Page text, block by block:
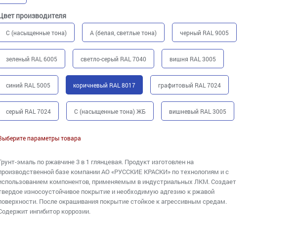
производителя
C (насыщенные тона) A (белая, светлые тона) черный RAL 9005
зеленый RAL 6005 светло-серый RAL 7040 вишня RAL 3005
синий RAL 5005 коричневый RAL 8017 графитовый RAL 7024
серый RAL 7024 C (насыщенные тона) ЖБ вишневый RAL 3005
параметры товара
эмаль по ржавчине 3 в 1 глянцевая. Продукт изготовлен на
базе компании АО «РУССКИЕ КРАСКИ» по технологиям и с
компонентов, применяемым в индустриальных ЛКМ. Создает
износоустойчивое покрытие и необходимую адгезию к ржавой
После окрашивания покрытие стойкое к агрессивным средам.
ингибитор коррозии.